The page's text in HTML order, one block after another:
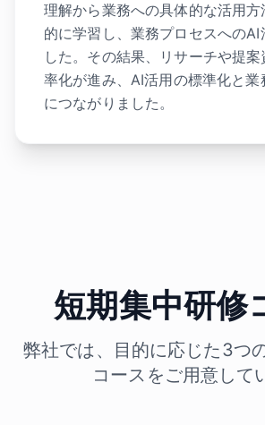
理解から業務への具体的な活用
的に学習し、業務プロセスへのAI
した。その結果、リサーチや提
率化が進み、AI活用の標準化と業
につながりました。
短期集中研修
弊社では、目的に応じた3つ
コースをご用意して